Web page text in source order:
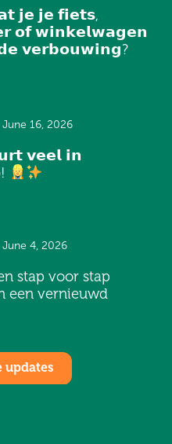
𝗷𝗲 𝗷𝗲 𝗳𝗶𝗲𝘁𝘀,
𝗼𝗳 𝘄𝗶𝗻𝗸𝗲𝗹𝘄𝗮𝗴𝗲𝗻
𝘃𝗲𝗿𝗯𝗼𝘂𝘄𝗶𝗻𝗴?
June 16, 2026
𝘃𝗲𝗲𝗹 𝗶𝗻
June 4, 2026
stap voor stap
een vernieuwd
updates